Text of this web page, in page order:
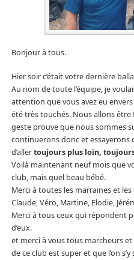
Bonjour à tous.
Hier soir c’était votre dernière
Au nom de toute l’équipe, je
attention que vous avez eu
été très touchés. Nous allons
geste prouve que nous sommes
continuerons donc et
d’allertoujours plus loin,
Voilà maintenant neuf mois que
club, mais quel beau bébé.
Merci à toutes les marraines et les
Claude, Véro, Martine, Elodie,
Merci à tous ceux qui répondent
d’eux.
et merci à vous tous marcheurs
de ce club est super et que l’on